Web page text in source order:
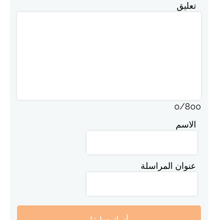
تعليق
0/800
الاسم
عنوان المراسلة